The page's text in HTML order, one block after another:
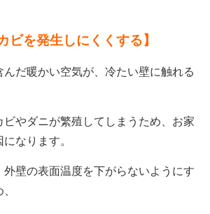
ビを発生しにくくする】
だ暖かい空気が、冷たい壁に触れる
やダニが繁殖してしまうため、お家
なります。
外壁の表面温度を下がらないようにす